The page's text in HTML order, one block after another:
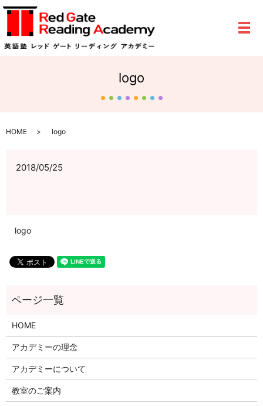
メ
logo
HOME logo
2018/05/25
logo
HOME
アカデミーの理念
アカデミーについて
教室のご案内